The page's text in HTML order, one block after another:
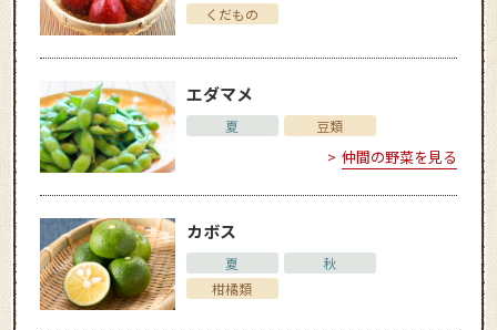
くだもの
エダマメ
夏 豆類
仲間の野菜を見る
カボス
夏
秋
柑橘類